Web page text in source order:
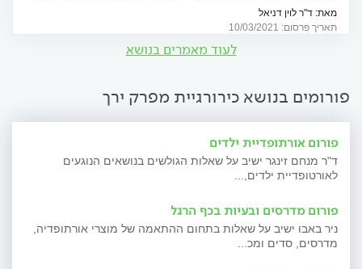
מאת: ד"ר לוין דניאל
תאריך פרסום: 10/03/2021
לעוד מאמרים בנושא
פורומים בנושא כירורגיית מפרק ירך
פורום אורתופדיית ילדים
ד"ר מנחם זינגר ישיב על שאלות הגולשים בנושאים הנוגעים
לאורטופדיית ילדים,...
פורום מדרסים ובעיות בכף הרגל
ניר באבו ישיב על שאלות בתחום ההתאמה של מוצרי אורתופדיה,
מדרסים, סדים ומכ...